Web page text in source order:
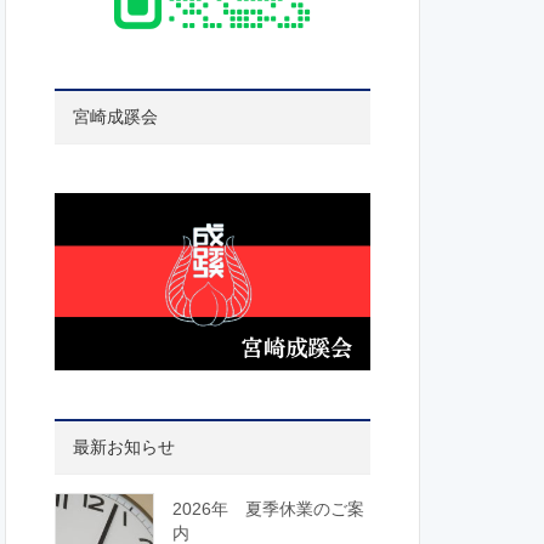
宮崎成蹊会
最新お知らせ
2026年 夏季休業のご案
内